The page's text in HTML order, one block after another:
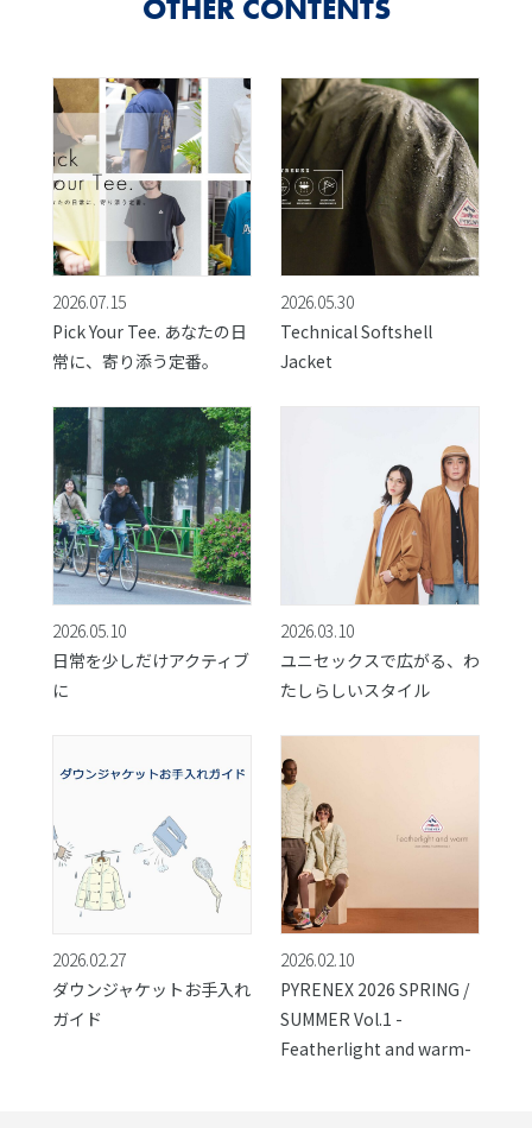
OTHER CONTENTS
2026.07.15
Pick Your Tee. あなたの日
常に、寄り添う定番。
2026.05.30
Technical Softshell
Jacket
2026.05.10
日常を少しだけアクティブ
に
2026.03.10
ユニセックスで広がる、わ
たしらしいスタイル
2026.02.27
ダウンジャケットお手入れ
ガイド
2026.02.10
PYRENEX 2026 SPRING /
SUMMER Vol.1 -
Featherlight and warm-